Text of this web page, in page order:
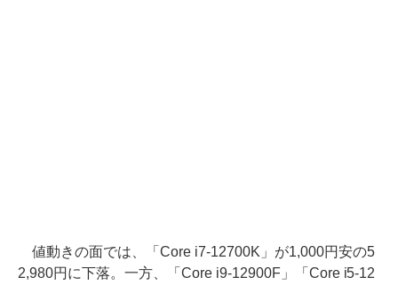
値動きの面では、「Core i7-12700K」が1,000円安の5
2,980円に下落。一方、「Core i9-12900F」「Core i5-12